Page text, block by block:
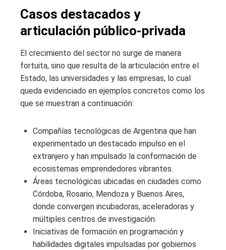
Casos destacados y
articulación público-privada
El crecimiento del sector no surge de manera
fortuita, sino que resulta de la articulación entre el
Estado, las universidades y las empresas, lo cual
queda evidenciado en ejemplos concretos como los
que se muestran a continuación:
Compañías tecnológicas de Argentina que han
experimentado un destacado impulso en el
extranjero y han impulsado la conformación de
ecosistemas emprendedores vibrantes.
Áreas tecnológicas ubicadas en ciudades como
Córdoba, Rosario, Mendoza y Buenos Aires,
donde convergen incubadoras, aceleradoras y
múltiples centros de investigación.
Iniciativas de formación en programación y
habilidades digitales impulsadas por gobiernos